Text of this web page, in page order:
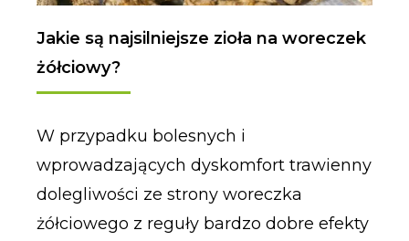
Jakie są najsilniejsze zioła na woreczek
żółciowy?
W przypadku bolesnych i
wprowadzających dyskomfort trawienny
dolegliwości ze strony woreczka
żółciowego z reguły bardzo dobre efekty